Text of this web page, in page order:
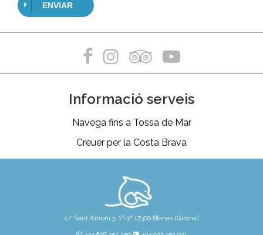
ENVIAR
Informació serveis
Navega fins a Tossa de Mar
Creuer per la Costa Brava
c/ Sant Antoni 3. 1º-1ª 17300 Blanes (Girona)